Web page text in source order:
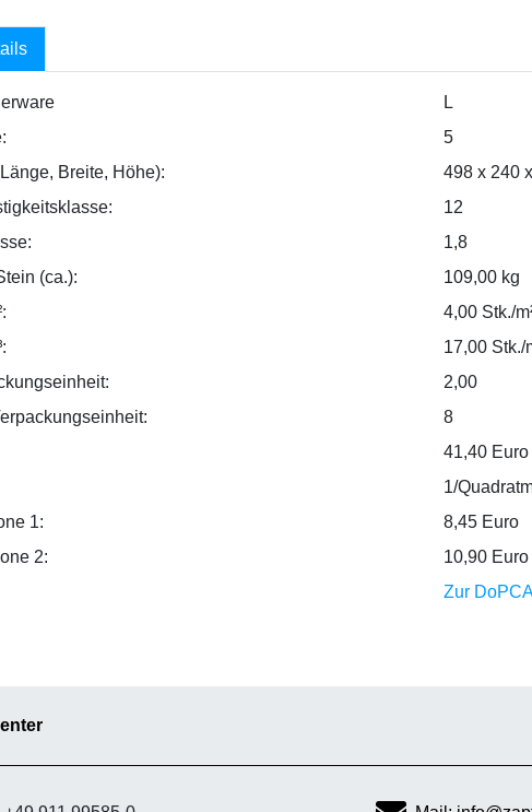
L
5
Breite, Höhe):
498 x 240
12
1,8
(ca.):
109,00 kg
4,00 Stk./
17,00 Stk./
2,00
8
41,40 Euro
1/
1:
8,45 Euro
2:
10,90 Euro
Zur